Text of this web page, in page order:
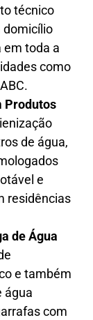
técnico
domicílio
em toda a
como
Produtos
de água,
e
residências
de Água
e também
água
com